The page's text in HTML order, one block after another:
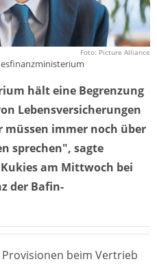
Foto: Picture Alliance
hält eine Begrenzung
Lebensversicherungen
immer noch über
sprechen", sagte
am Mittwoch bei
der Bafin-
beim Vertrieb